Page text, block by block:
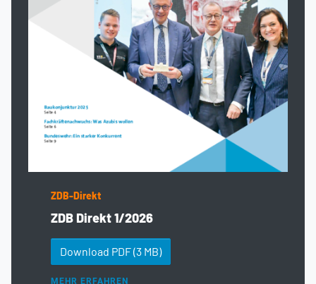
ZDB-Direkt
ZDB Direkt 1/2026
Download PDF(3 MB)
MEHR ERFAHREN